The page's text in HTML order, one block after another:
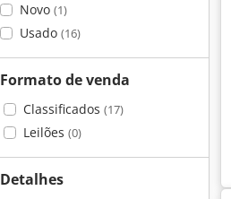
Novo (1)
Usado (16)
Formato de venda
Classificados (17)
Leilões (0)
Detalhes